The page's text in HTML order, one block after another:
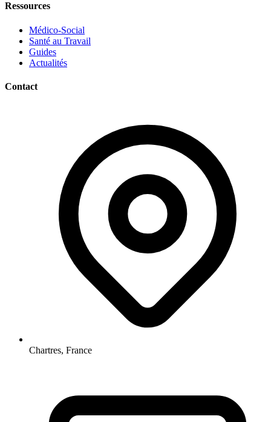
Ressources
Médico-Social
Santé au Travail
Guides
Actualités
Contact
Chartres, France